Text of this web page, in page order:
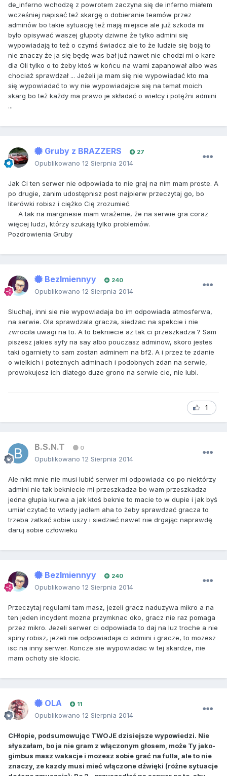
de_inferno wchodzę z powrotem zaczyna się de inferno miałem
wcześniej napisać też skargę o dobieranie teamów przez
adminów bo takie sytuację też mają miejsce ale już szkoda mi
było opisywać waszej głupoty dziwne że tylko admini się
wypowiadają to też o czymś świadcz ale to że ludzie się boją to
nie znaczy że ja się będę was bał już nawet nie chodzi mi o kare
dla Oli tylko o to żeby ktoś w końcu na wami zapanował albo was
chociaż sprawdzał ... Jeżeli ja mam się nie wypowiadać kto ma
się wypowiadać to wy nie wypowiadajcie się na temat moich
skarg bo też każdy ma prawo je składać o wielcy i potężni admini
...
Gruby z BRAZZERS 27
Opublikowano 12 Sierpnia 2014
Jak Ci ten serwer nie odpowiada to nie graj na nim mam proste. A
po drugie, zanim udostępnisz post najpierw przeczytaj go, bo
literówki robisz i ciężko Cię zrozumieć.
A tak na marginesie mam wrażenie, że na serwie gra coraz
więcej ludzi, którzy szukają tylko problemów.
Pozdrowienia Gruby
BezImiennyy 240
Opublikowano 12 Sierpnia 2014
Sluchaj, inni sie nie wypowiadaja bo im odpowiada atmosferwa,
na serwie. Ola sprawdzala gracza, siedzac na spekcie i nie
zwrocila uwagi na to. A to bekniecie az tak ci przeszkadza ? Sam
piszesz jakies syfy na say albo pouczasz adminow, skoro jestes
taki ogarniety to sam zostan adminem na bf2. A i przez te zdanie
o wielkich i poteznych adminach i podobnych zdan na serwie,
prowokujesz ich dlatego duze grono na serwie cie, nie lubi.
1
B.S.N.T 0
Opublikowano 12 Sierpnia 2014
Ale nikt mnie nie musi lubić serwer mi odpowiada co po niektórzy
admini nie tak bekniecie mi przeszkadza bo wam przeszkadza
jedna głupia kurwa a jak ktoś beknie to macie to w dupie i jak byś
umiał czytać to wtedy jadłem aha to żeby sprawdzać gracza to
trzeba zatkać sobie uszy i siedzieć nawet nie drgając naprawdę
daruj sobie człowieku
BezImiennyy 240
Opublikowano 12 Sierpnia 2014
Przeczytaj regulami tam masz, jezeli gracz naduzywa mikro a na
ten jeden incydent mozna przymknac oko, gracz nie raz pomaga
przez mikro. Jezeli serwer ci odpowiada to daj na luz troche a nie
spiny robisz, jezeli nie odpowiadaja ci admini i gracze, to mozesz
isc na inny serwer. Koncze sie wypowiadac w tej skardze, nie
mam ochoty sie klocic.
OLA 11
Opublikowano 12 Sierpnia 2014
CHłopie, podsumowując TWOJE dzisiejsze wypowiedzi. Nie
słyszałam, bo ja nie gram z włączonym głosem, może Ty jako-
gimbus masz wakacje i mozesz sobie grać na fulla, ale to nie
znaczy, ze kazdy musi mieć włączone dźwięki (różne sytuacje